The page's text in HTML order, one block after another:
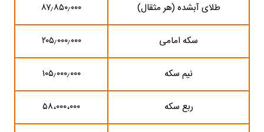
طلای آبشده (هر مثقال) ۸۷٫۸۵۰٫۰۰۰
سکه امامی ۲۰۵٫۰۰۰٫۰۰۰
نیم سکه ۱۰۵٫۰۰۰٫۰۰۰
ربع سکه ۵۸،۰۰۰،۰۰۰